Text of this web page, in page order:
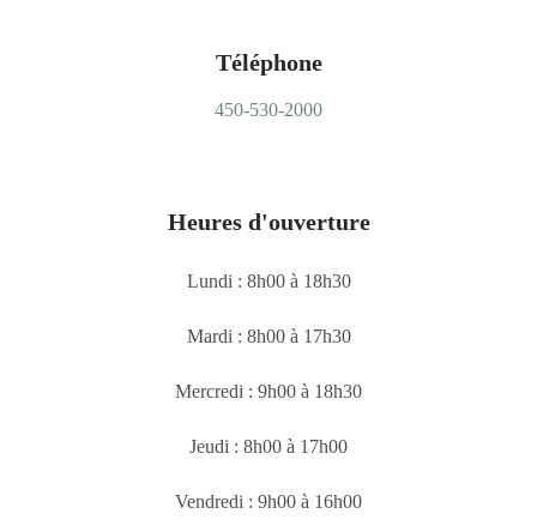
Téléphone
450-530-2000
Heures d'ouverture
Lundi : 8h00 à 18h30
Mardi : 8h00 à 17h30
Mercredi : 9h00 à 18h30
Jeudi : 8h00 à 17h00
Vendredi : 9h00 à 16h00